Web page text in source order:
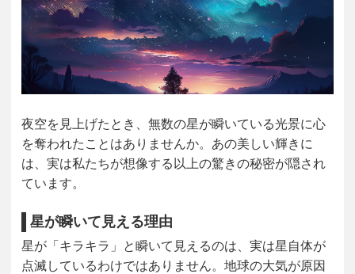
夜空を見上げたとき、無数の星が瞬いている光景に心
を奪われたことはありませんか。あの美しい輝きに
は、実は私たちが想像する以上の驚きの秘密が隠され
ています。
星が瞬いて見える理由
星が「キラキラ」と瞬いて見えるのは、実は星自体が
点滅しているわけではありません。地球の大気が原因